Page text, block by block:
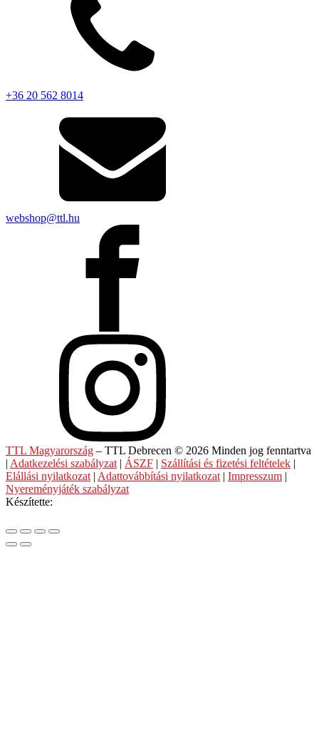
+36 20 562 8014
webshop@ttl.hu
TTL Magyarország – TTL Debrecen © 2026 Minden jog fenntartva
| Adatkezelési szabályzat | ÁSZF | Szállítási és fizetési feltételek |
Elállási nyilatkozat | Adattovábbítási nyilatkozat | Impresszum |
Nyereményjáték szabályzat
Készítette: